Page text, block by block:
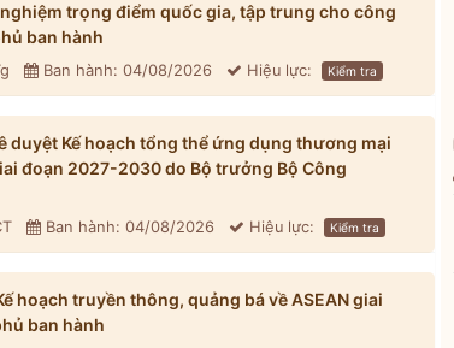
trọng điểm quốc gia, tập trung cho công
ban hành
Ban hành: 04/08/2026 Hiệu lực: Kiểm tra
duyệt Kế hoạch tổng thể ứng dụng thương mại
đoạn 2027-2030 do Bộ trưởng Bộ Công
Ban hành: 04/08/2026 Hiệu lực: Kiểm tra
hoạch truyền thông, quảng bá về ASEAN giai
ban hành